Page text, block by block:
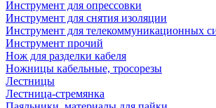
Инструмент для опрессовки
Инструмент для снятия изоляции
Инструмент для телекоммуникационных
Инструмент прочий
Нож для разделки кабеля
Ножницы кабельные, тросорезы
Лестницы
Лестница-стремянка